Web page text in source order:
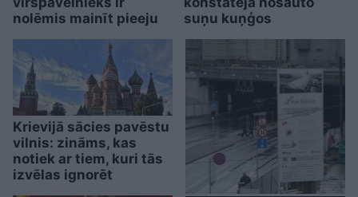
nolēmis mainīt pieeju
suņu kuņģos
Krievijā sācies pavēstu
vilnis: zināms, kas
notiek ar tiem, kuri tās
izvēlas ignorēt